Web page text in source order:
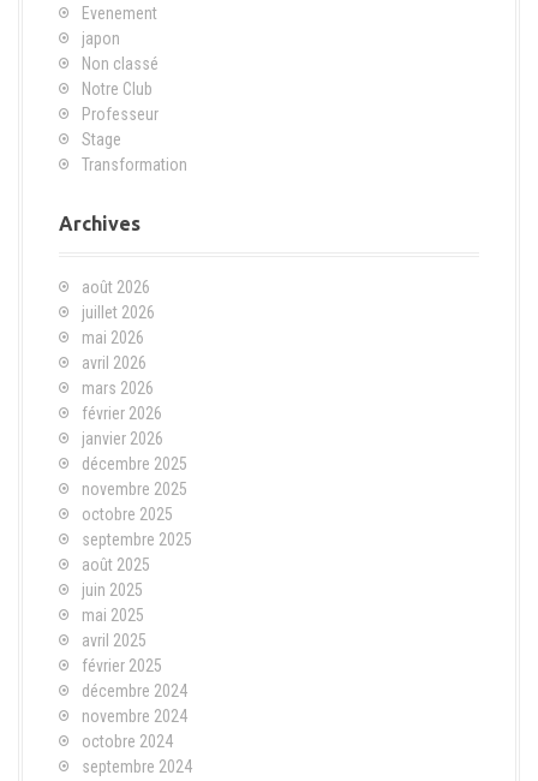
Evenement
japon
Non classé
Notre Club
Professeur
Stage
Transformation
Archives
août 2026
juillet 2026
mai 2026
avril 2026
mars 2026
février 2026
janvier 2026
décembre 2025
novembre 2025
octobre 2025
septembre 2025
août 2025
juin 2025
mai 2025
avril 2025
février 2025
décembre 2024
novembre 2024
octobre 2024
septembre 2024